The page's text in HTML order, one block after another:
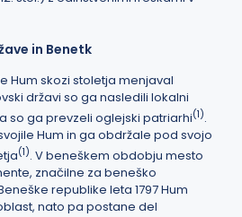
in Benetk
Hum skozi stoletja menjaval
državi so ga nasledili lokalni
so ga prevzeli oglejski patriarhi(1).
Hum in ga obdržale pod svojo
(1). V beneškem obdobju mesto
značilne za beneško
republike leta 1797 Hum
nato pa postane del